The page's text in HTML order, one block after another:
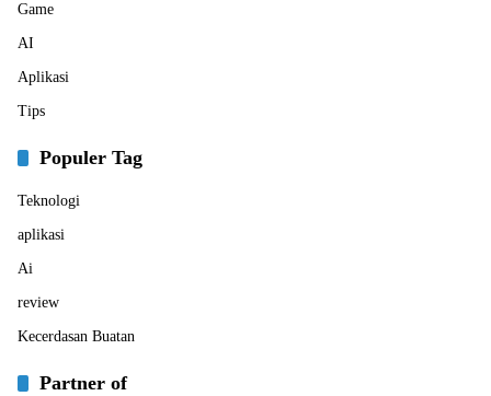
Game
AI
Aplikasi
Tips
Populer Tag
Teknologi
aplikasi
Ai
review
Kecerdasan Buatan
Partner of